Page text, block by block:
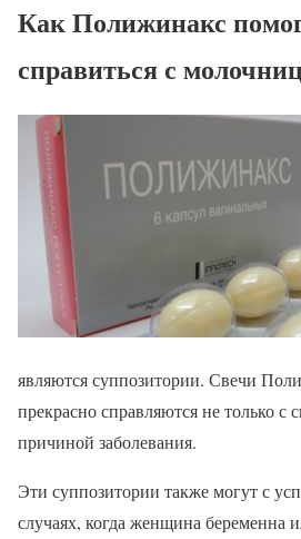
Как Полижинакс
справиться с
являются суппозитории. Свечи
прекрасно справляются не только
причиной заболевания.
Эти суппозитории также могут с
случаях, когда женщина беременна